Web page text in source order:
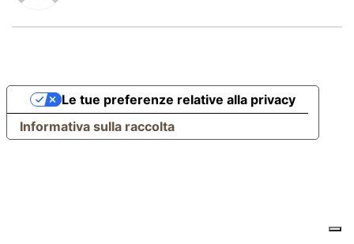
Informativa sulla raccolta
Le tue preferenze relative alla privacy